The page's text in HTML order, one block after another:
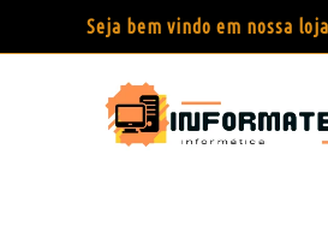
Seja bem vindo em nossa